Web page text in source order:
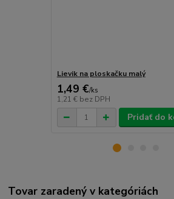
Lievik na ploskačku malý
1,49 €/ks
1,21 € bez DPH
Pridať do
Tovar zaradený v kategóriách